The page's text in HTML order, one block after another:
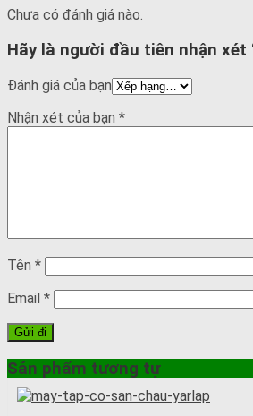
Chưa có đánh giá nào.
Hãy là người đầu tiên nhận xét
Đánh giá của bạn
Nhận xét của bạn *
Tên *
Email *
Sản phẩm tương tự